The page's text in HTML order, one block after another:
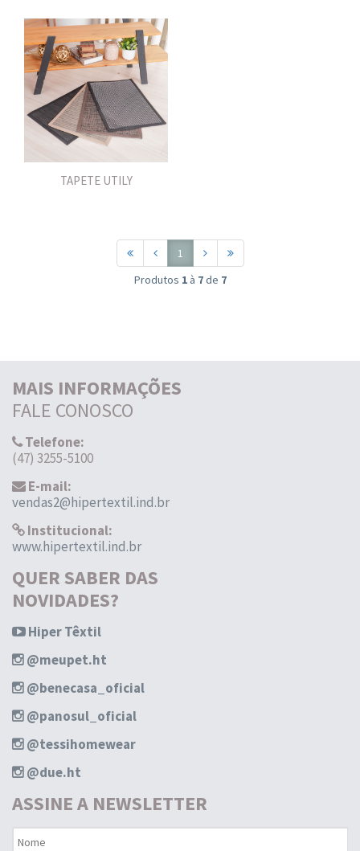
TAPETE UTILY
1
Produtos 1à 7de 7
MAIS INFORMAÇÕES
FALE CONOSCO
Telefone:
(47) 3255-5100
E-mail:
vendas2@hipertextil.ind.br
Institucional:
www.hipertextil.ind.br
QUER SABER DAS
NOVIDADES?
Hiper Têxtil
@meupet.ht
@benecasa_oficial
@panosul_oficial
@tessihomewear
@due.ht
ASSINE A NEWSLETTER